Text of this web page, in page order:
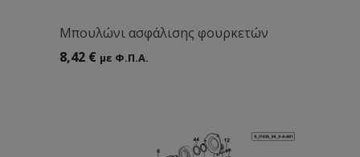
Mπουλώνι ασφάλισης φουρκετών
8,42 € με Φ.Π.Α.